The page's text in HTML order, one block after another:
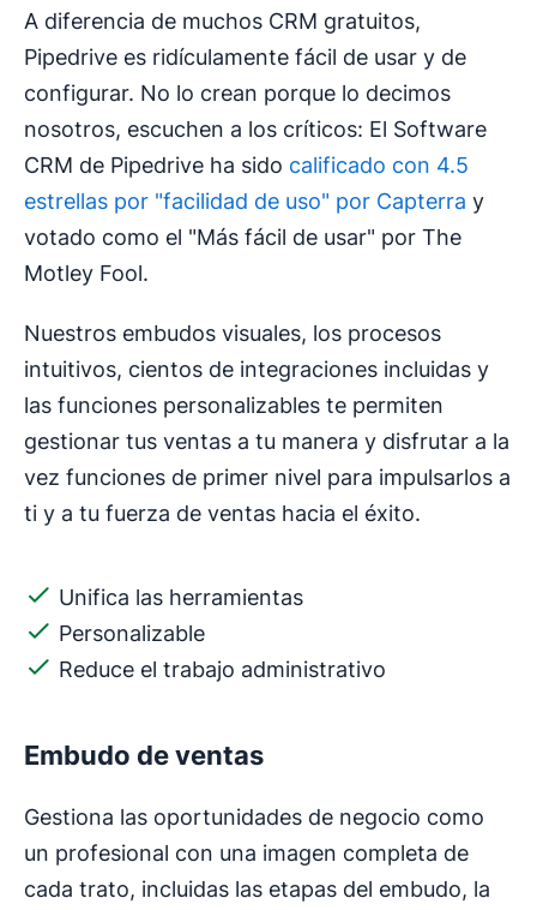
A diferencia de muchos CRM gratuitos,
Pipedrive es ridículamente fácil de usar y de
configurar. No lo crean porque lo decimos
nosotros, escuchen a los críticos: El Software
CRM de Pipedrive ha sido calificado con 4.5
estrellas por "facilidad de uso" por Capterra y
votado como el "Más fácil de usar" por The
Motley Fool.
Nuestros embudos visuales, los procesos
intuitivos, cientos de integraciones incluidas y
las funciones personalizables te permiten
gestionar tus ventas a tu manera y disfrutar a la
vez funciones de primer nivel para impulsarlos a
ti y a tu fuerza de ventas hacia el éxito.
Unifica las herramientas
Personalizable
Reduce el trabajo administrativo
Embudo de ventas
Gestiona las oportunidades de negocio como
un profesional con una imagen completa de
cada trato, incluidas las etapas del embudo, la